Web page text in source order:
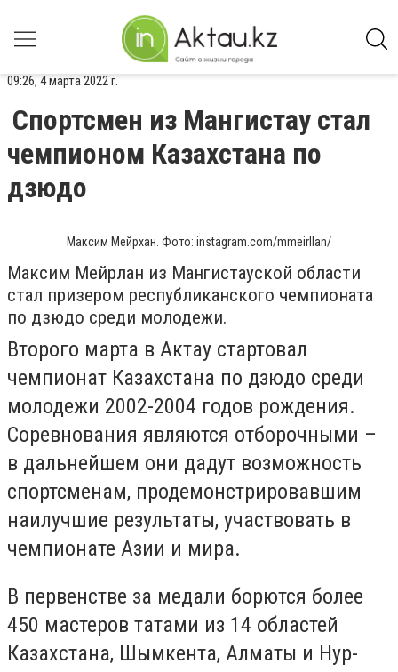
09:26, 4 марта 2022 г.
Спортсмен из Мангистау стал
чемпионом Казахстана по
дзюдо
Максим Мейрхан. Фото: instagram.com/mmeirllan/
Максим Мейрлан из Мангистауской области
стал призером республиканского чемпионата
по дзюдо среди молодежи.
Второго марта в Актау стартовал
чемпионат Казахстана по дзюдо среди
молодежи 2002-2004 годов рождения.
Соревнования являются отборочными –
в дальнейшем они дадут возможность
спортсменам, продемонстрировавшим
наилучшие результаты, участвовать в
чемпионате Азии и мира.
В первенстве за медали борются более
450 мастеров татами из 14 областей
Казахстана, Шымкента, Алматы и Нур-